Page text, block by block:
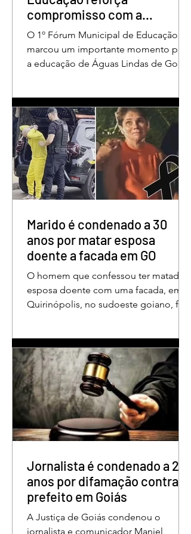
compromisso com a
valorização dos educadores
em Águas Lindas
O 1º Fórum Municipal de Educação
marcou um importante momento para
a educação de Águas Lindas de Goiás,
para promover conhecimento,
reflexão, troca de experiências e
valorização daqueles que exercem um
papel fundamental na formação das
futuras gerações. Durante o evento, o
secretário municipal de Educação,
Denildson Oliveira, destacou que o
aos educadores muito mais do que
Marido é condenado a 30
anos por matar esposa
doente a facada em GO
O homem que confessou ter matado a
esposa doente com uma facada, em
Quirinópolis, no sudoeste goiano, foi
em outubro de 2025, na casa do casal.
À época, Cléria Rosa de Moraes se
recuperava de um Acidente Vascular
Cerebral (AVC) e estava em condição
de fragilidade física. De acordo com o
processo, Cléria foi morta com um
único golpe de faca no pescoço,
repousando, desferido pelo
Jornalista é condenado a 2
anos por difamação contra
prefeito em Goiás
A Justiça de Goiás condenou o
jornalista e comunicador Maniel